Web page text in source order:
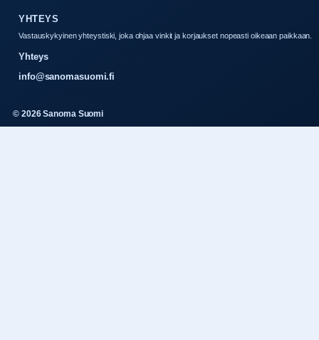
YHTEYS
Vastauskykyinen yhteystiski, joka ohjaa vinkit ja korjaukset nopeasti oikeaan paikkaan.
Yhteys
info@sanomasuomi.fi
© 2026 Sanoma Suomi